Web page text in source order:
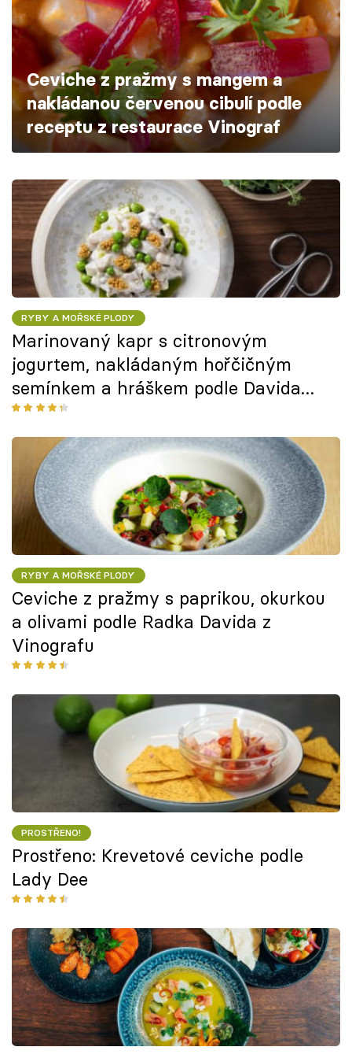
Škola vaření
Recepty z TV
Speciál: Cuketa
Těhotnej kuchař
Přihlášení
Sledujte nás
Ceviche z pražmy s mangem a
nakládanou červenou cibulí podle
receptu z restaurace Vinograf
RYBY A MOŘSKÉ PLODY
Marinovaný kapr s citronovým
jogurtem, nakládaným hořčičným
semínkem a hráškem podle Davida
Rejhona z restaurace The Artisan
RYBY A MOŘSKÉ PLODY
Ceviche z pražmy s paprikou, okurkou
a olivami podle Radka Davida z
Vinografu
PROSTŘENO!
Prostřeno: Krevetové ceviche podle
Lady Dee